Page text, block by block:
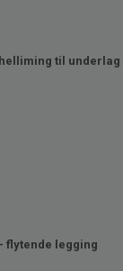
til underlag
flytende legging